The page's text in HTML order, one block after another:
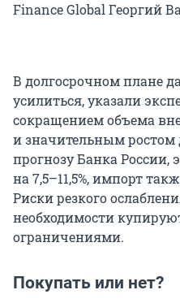
Finance Global Георгий
В долгосрочном плане
усилиться, указали
сокращением объема
и значительным
прогнозу Банка России,
на 7,5–11,5%, импорт
Риски резкого
необходимости
ограничениями.
Покупать или нет?